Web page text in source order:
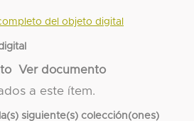
del objeto digital
Ver documento
a este ítem.
siguiente(s) colección(ones)